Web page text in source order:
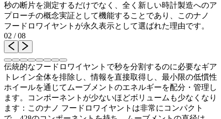
秒の断片を測定するだけでなく、全く新しい時計製造へのア
プローチの概念実証として機能することであり、このナノ
フードロワイヤントが永久表示として選ばれた理由です。
02 /08
伝統的なフードロワイヤントで秒を分割するのに必要なギア
トレイン全体を排除し、情報を直接取得し、最小限の低慣性
ホイールを通じてムーブメントのエネルギーを配分・管理し
ます。コンポーネントが少ないほどボリュームも少なくなり
ます：このナノ フードロワイヤントは非常にコンパクト